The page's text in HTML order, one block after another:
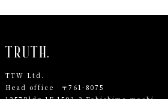
TTW Ltd.
Head office 〒761-8075